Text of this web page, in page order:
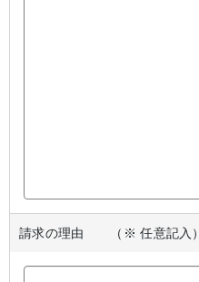
請求の理由 （※ 任意記入）